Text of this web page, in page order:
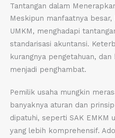
Tantangan dalam
Meskipun manfaatnya
UMKM, menghadapi
standarisasi akuntansi.
kurangnya pengetahuan,
menjadi penghambat.
Pemilik usaha mungkin
banyaknya aturan dan
dipatuhi, seperti SAK EMKM
yang lebih komprehensif.